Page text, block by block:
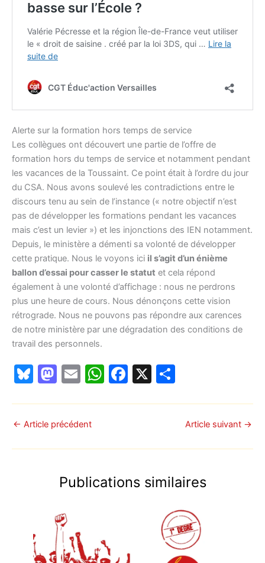
Alerte sur la formation hors temps de service
Les collègues ont découvert une partie de l’offre de
formation hors du temps de service et notamment pendant
les vacances de la Toussaint. Ce point était à l’ordre du jour
du CSA. Nous avons soulevé les contradictions entre le
discours tenu au sein de l’instance (« notre objectif n’est
pas de développer les formations pendant les vacances
mais c’est un levier ») et les injonctions des IEN notamment.
Depuis, le ministère a démenti sa volonté de développer
cette pratique. Nous le voyons ici il s’agit d’un énième
ballon d’essai pour casser le statut et cela répond
également à une volonté d’affichage : nous ne perdrons
plus une heure de cours. Nous dénonçons cette vision
rétrograde. Nous ne pouvons pas répondre aux carences
de notre ministère par une dégradation des conditions de
travail des personnels.
Bl
e
s
k
M
st
o
d
n
E
ai
l
W
at
A
p
F
c
b
o
X
ta
g
er
← Article précédent Article suivant →
Publications similaires